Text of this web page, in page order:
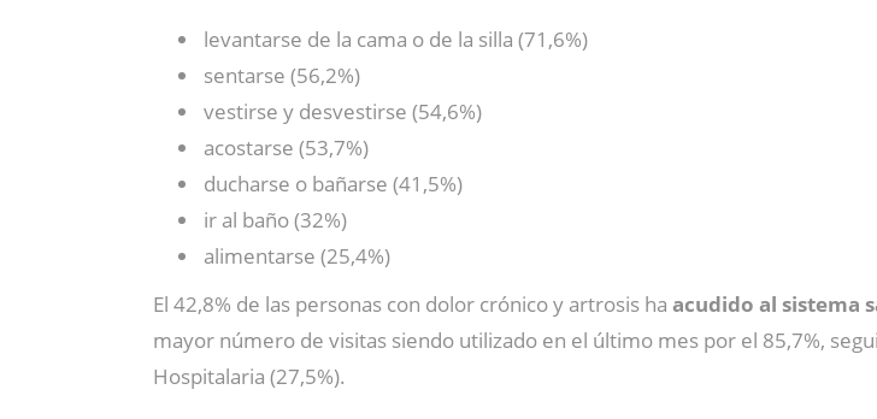
levantarse de la cama o de la silla (71,6%)
sentarse (56,2%)
vestirse y desvestirse (54,6%)
acostarse (53,7%)
ducharse o bañarse (41,5%)
ir al baño (32%)
alimentarse (25,4%)
El 42,8% de las personas con dolor crónico y artrosis ha acudido al sistema
mayor número de visitas siendo utilizado en el último mes por el 85,7%,
Hospitalaria (27,5%).